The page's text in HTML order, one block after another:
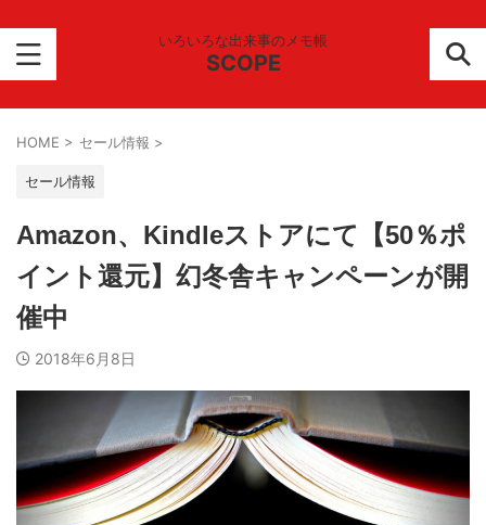
いろいろな出来事のメモ帳
SCOPE
HOME > セール情報 >
セール情報
Amazon、Kindleストアにて【50％ポ
イント還元】幻冬舎キャンペーンが開
催中
2018年6月8日